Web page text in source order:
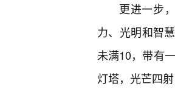
更进一步
力、光明和智
未满10，带有
灯塔，光芒四